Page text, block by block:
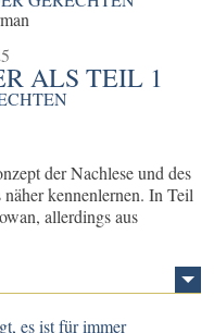
ALS TEIL 1
der Nachlese und des
kennenlernen. In Teil
allerdings aus